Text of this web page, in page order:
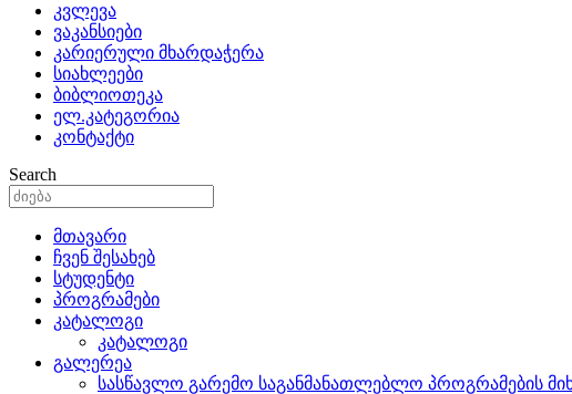
კვლევა
ვაკანსიები
კარიერული მხარდაჭერა
სიახლეები
ბიბლიოთეკა
ელ.კატეგორია
კონტაქტი
Search
მთავარი
ჩვენ შესახებ
სტუდენტი
პროგრამები
კატალოგი
კატალოგი
გალერეა
სასწავლო გარემო საგანმანათლებლო პროგრამების